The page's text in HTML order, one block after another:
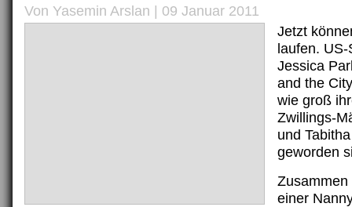
Von Yasemin Arslan | 09 Januar 2011
Jetzt
laufen.
Jessica
and the
wie groß
Zwillings-
und
geworden
einer